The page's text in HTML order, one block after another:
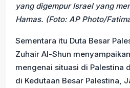
yang digempur Israel yang
Hamas. (Foto: AP Photo/
Sementara itu Duta Besar
Zuhair Al-Shun
mengenai situasi di Palestina
di Kedutaan Besar Palestina,